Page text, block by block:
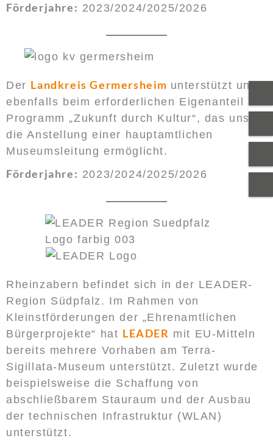
Förderjahre: 2023/2024/2025/2026
Der Landkreis Germersheim unterstützt uns
ebenfalls beim erforderlichen Eigenanteil im
Programm „Zukunft durch Kultur“, das uns
die Anstellung einer hauptamtlichen
Museumsleitung ermöglicht.
Förderjahre: 2023/2024/2025/2026
Rheinzabern befindet sich in der LEADER-
Region Südpfalz. Im Rahmen von
Kleinstförderungen der „Ehrenamtlichen
Bürgerprojekte“ hat LEADER mit EU-Mitteln
bereits mehrere Vorhaben am Terra-
Sigillata-Museum unterstützt. Zuletzt wurde
beispielsweise die Schaffung von
abschließbarem Stauraum und der Ausbau
der technischen Infrastruktur (WLAN)
unterstützt.